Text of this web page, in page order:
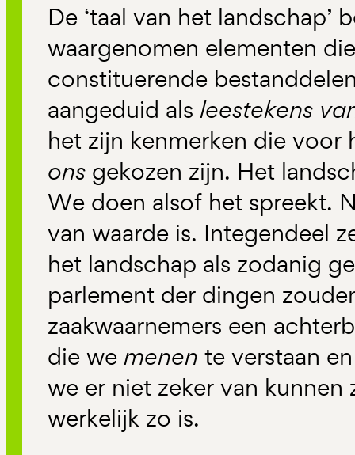
De ‘taal van het landschap’
waargenomen elementen
constituerende
aangeduid als leestekens
het zijn kenmerken die
ons gekozen zijn. Het
We doen alsof het spreekt.
van waarde is. Integendeel
het landschap als zodanig
parlement der dingen
zaakwaarnemers een
die we menen te verstaan
we er niet zeker van
werkelijk zo is.